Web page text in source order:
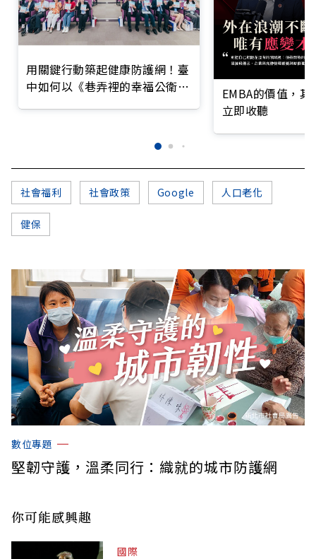
用關鍵行動築起健康防護網！臺
中如何以《巷弄裡的幸福公衛》
EMBA的價值，
立即收聽
社會福利 社會政策 Google 人口老化
健保
數位專題
堅韌守護，溫柔同行：織就的城市防護網
你可能感興趣
國際